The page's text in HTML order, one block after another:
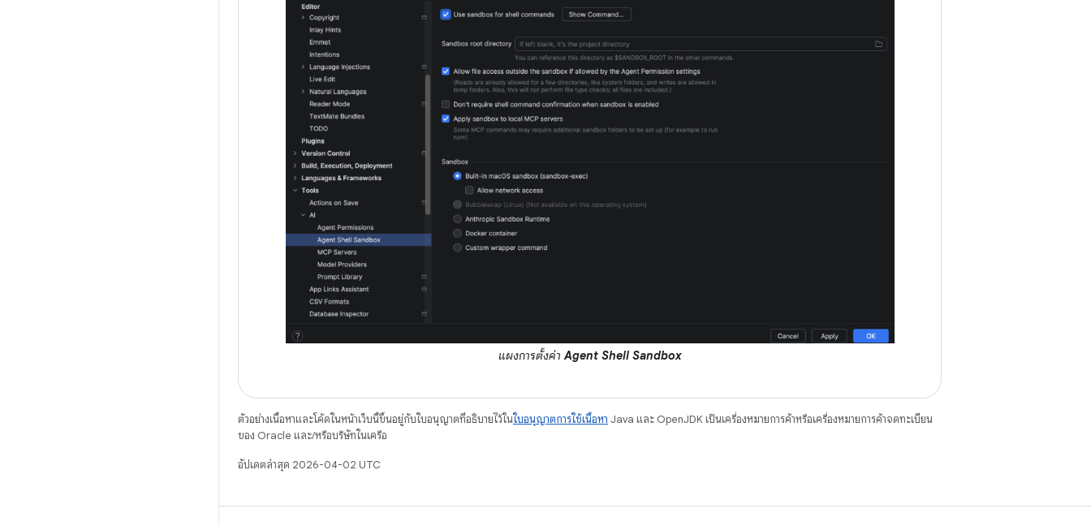
แผงการตั้งค่าAgent Shell Sandbox
ตัวอย่างเนื้อหาและโค้ดในหน้าเว็บนี้ขึ้นอยู่กับใบอนุญาตที่อธิบายไว้ในใบอนุญาตการใช้เนื้อหา Java และ OpenJDK เป็นเครื่องหมายการค้าหรือเครื่องหมายการค้าจดทะเบียน
ของ Oracle และ/หรือบริษัทในเครือ
อัปเดตล่าสุด 2026-04-02 UTC